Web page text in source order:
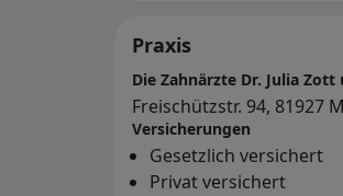
Praxis
Die Zahnärzte Dr. Julia
Freischützstr. 94, 81927
Versicherungen
Gesetzlich versichert
Privat versichert